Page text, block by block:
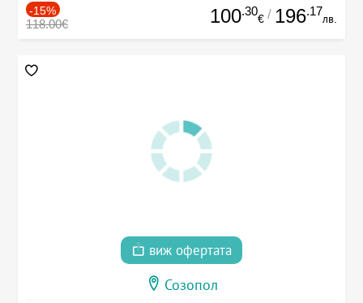
-15%
118.00€ 100.30
€ / 196.17
лв.
виж офертата
Созопол